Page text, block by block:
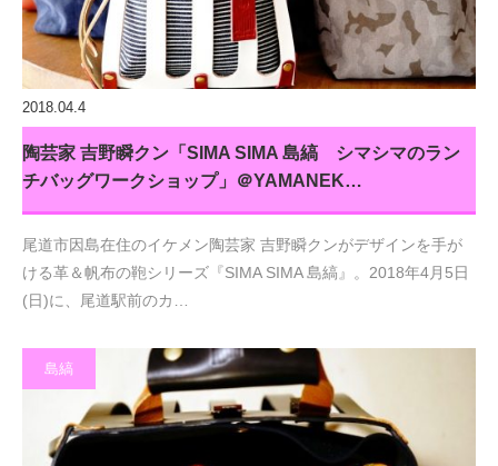
2018.04.4
陶芸家 吉野瞬クン「SIMA SIMA 島縞 シマシマのラン
チバッグワークショップ」＠YAMANEK…
尾道市因島在住のイケメン陶芸家 吉野瞬クンがデザインを手が
ける革＆帆布の鞄シリーズ『SIMA SIMA 島縞』。2018年4月5日
(日)に、尾道駅前のカ…
島縞